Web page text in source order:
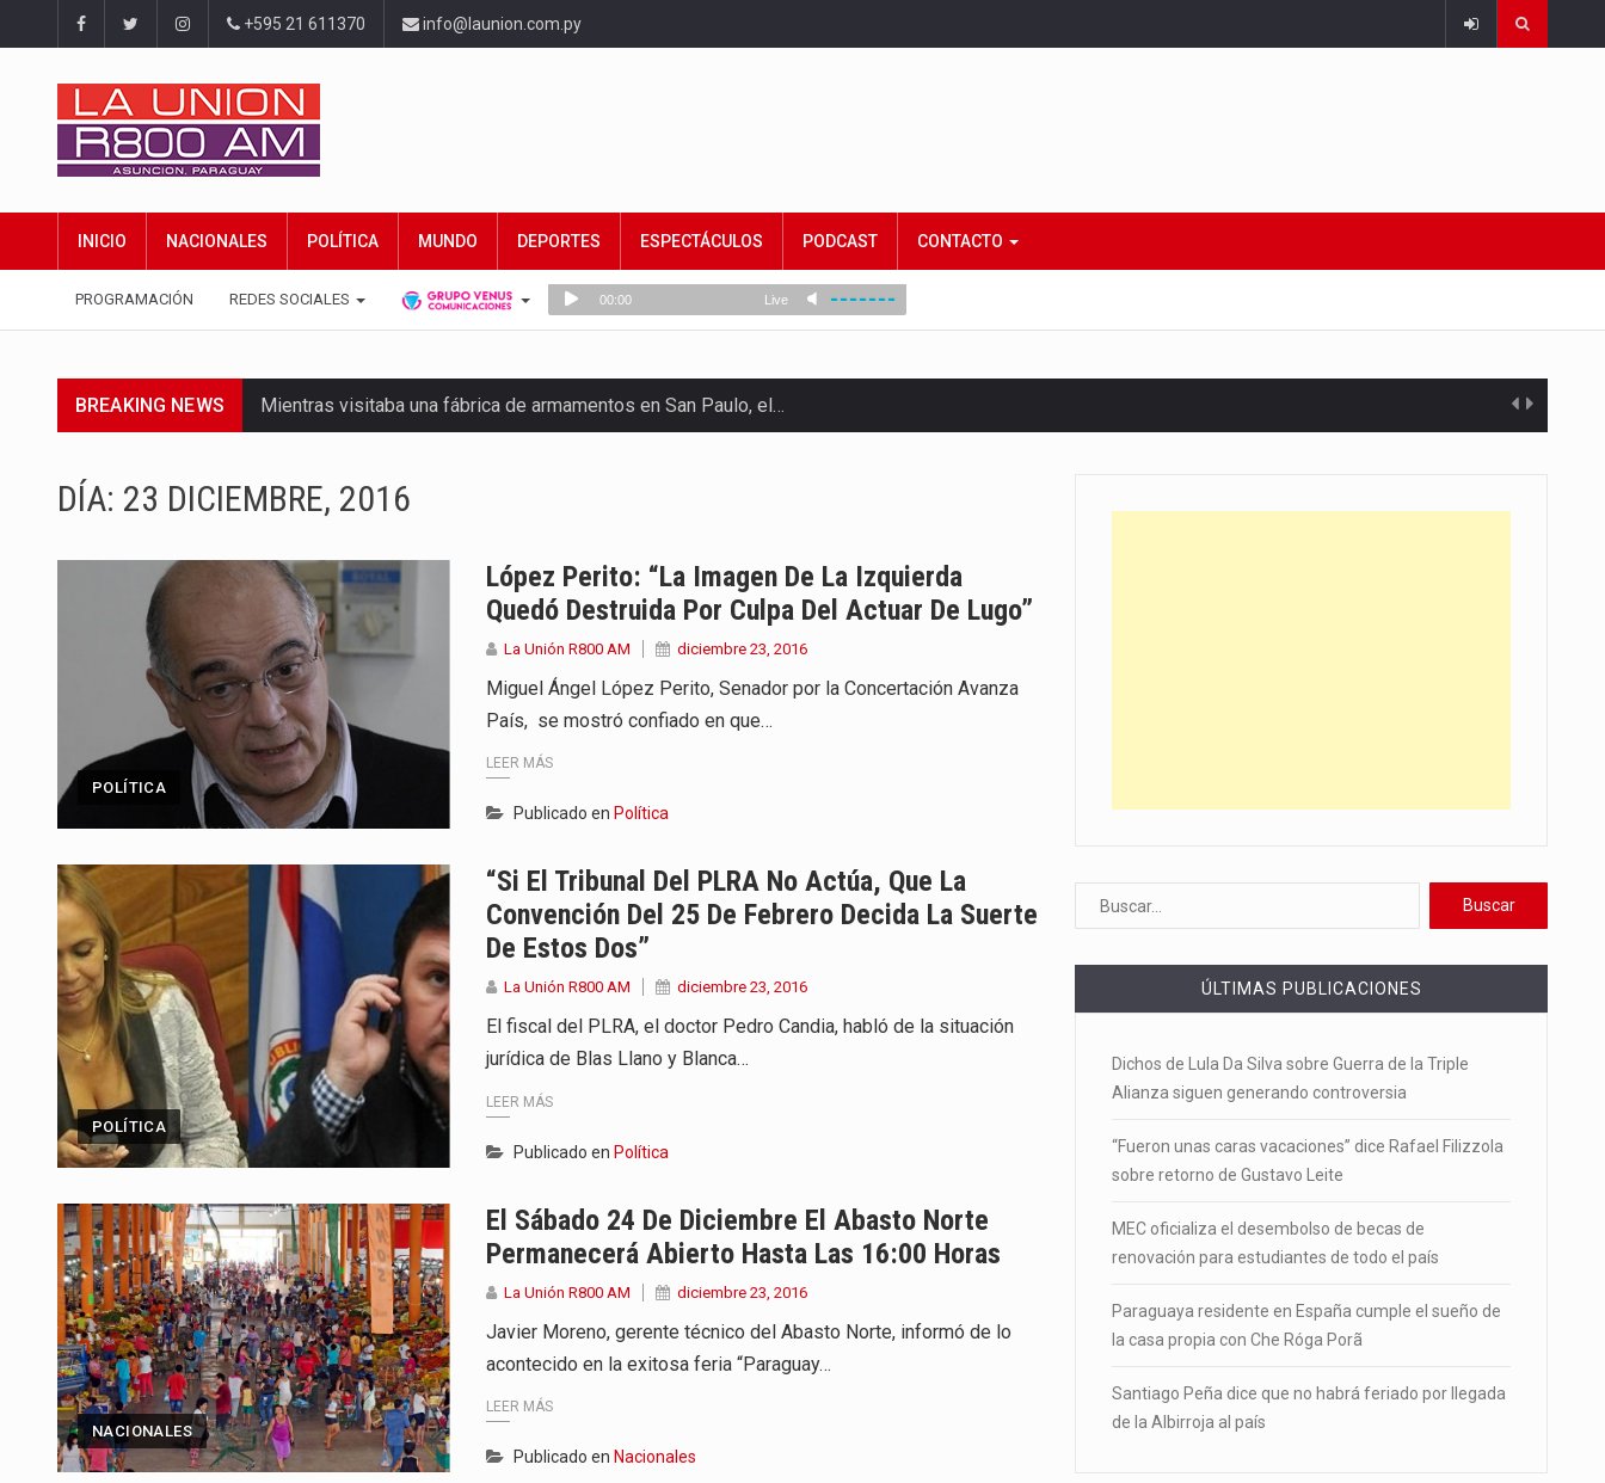
+595 21 611370 info@launion.com.py
INICIO NACIONALES POLÍTICA MUNDO DEPORTES ESPECTÁCULOS PODCAST CONTACTO
PROGRAMACIÓN REDES SOCIALES
BREAKING NEWS Mientras visitaba una fábrica de armamentos en San Paulo, el…
El Ministerio de Educación y Ciencias (MEC) ha confirmado la…
Para Tania, una paraguaya de 33 años que reside en…
El presidente de la República se encontraba en el aeropuerto…
Una familia atravesó momentos de extrema tensión durante la madrugada…
Fretes se refirió concretamente al recorrido que realizó este jueves…
“La situación no está tan mala en el Ministerio de…
Hace casi dos meses que Rivas dejó el Senado y,…
DÍA: 23 DICIEMBRE, 2016
POLÍTICA
López Perito: “La Imagen De La Izquierda
Quedó Destruida Por Culpa Del Actuar De Lugo”
La Unión R800 AM diciembre 23, 2016
Miguel Ángel López Perito, Senador por la Concertación Avanza
País, se mostró confiado en que…
LEER MÁS
Publicado en Política
POLÍTICA
“Si El Tribunal Del PLRA No Actúa, Que La
Convención Del 25 De Febrero Decida La Suerte
De Estos Dos”
La Unión R800 AM diciembre 23, 2016
El fiscal del PLRA, el doctor Pedro Candia, habló de la situación
jurídica de Blas Llano y Blanca…
LEER MÁS
Publicado en Política
NACIONALES
El Sábado 24 De Diciembre El Abasto Norte
Permanecerá Abierto Hasta Las 16:00 Horas
La Unión R800 AM diciembre 23, 2016
Javier Moreno, gerente técnico del Abasto Norte, informó de lo
acontecido en la exitosa feria “Paraguay…
LEER MÁS
Publicado en Nacionales
ÚLTIMAS PUBLICACIONES
Dichos de Lula Da Silva sobre Guerra de la Triple
Alianza siguen generando controversia
“Fueron unas caras vacaciones” dice Rafael Filizzola
sobre retorno de Gustavo Leite
MEC oficializa el desembolso de becas de
renovación para estudiantes de todo el país
Paraguaya residente en España cumple el sueño de
la casa propia con Che Róga Porã
Santiago Peña dice que no habrá feriado por llegada
de la Albirroja al país